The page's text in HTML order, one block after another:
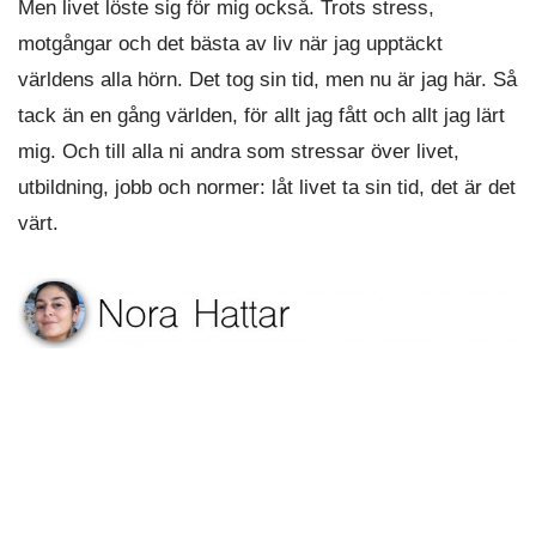
Men livet löste sig för mig också. Trots stress,
motgångar och det bästa av liv när jag upptäckt
världens alla hörn. Det tog sin tid, men nu är jag här. Så
tack än en gång världen, för allt jag fått och allt jag lärt
mig. Och till alla ni andra som stressar över livet,
utbildning, jobb och normer: låt livet ta sin tid, det är det
värt.